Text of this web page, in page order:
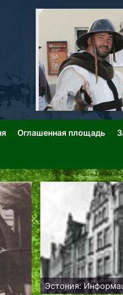
Легенд
Оглашенная площадь
Эстония: